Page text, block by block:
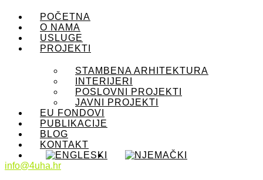
POČETNA
O NAMA
USLUGE
PROJEKTI
STAMBENA ARHITEKTURA
INTERIJERI
POSLOVNI PROJEKTI
JAVNI PROJEKTI
EU FONDOVI
PUBLIKACIJE
BLOG
KONTAKT
info@4uha.hr